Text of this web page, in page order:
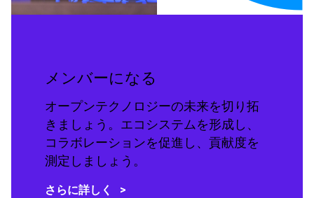
メンバーになる
オープンテクノロジーの未来を切り拓
きましょう。エコシステムを形成し、
コラボレーションを促進し、貢献度を
測定しましょう。
さらに詳しく